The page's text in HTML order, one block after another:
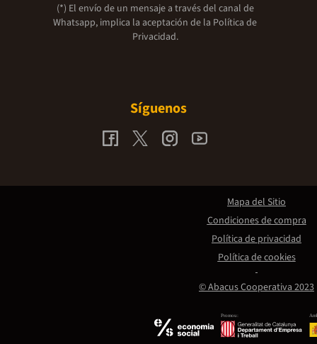
(*) El envío de un mensaje a través del canal de
Whatsapp, implica la aceptación de la Política de
Privacidad.
Síguenos
Promou:
© Abacus Cooperativa 2023
Mapa del Sitio
Condiciones de compra
Política de privacidad
Política de cookies